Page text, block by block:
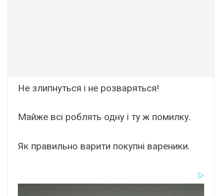
Не злипнyться i не pозваряться!
Майже всі роблять одну і ту ж помилку.
Як правильно варити покупні вареники.